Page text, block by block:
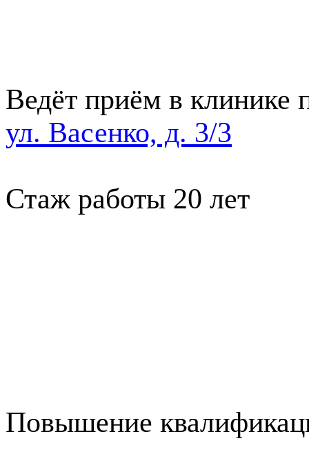
Ведёт приём в клинике
ул. Васенко, д. 3/3
Стаж работы 20 лет
Повышение